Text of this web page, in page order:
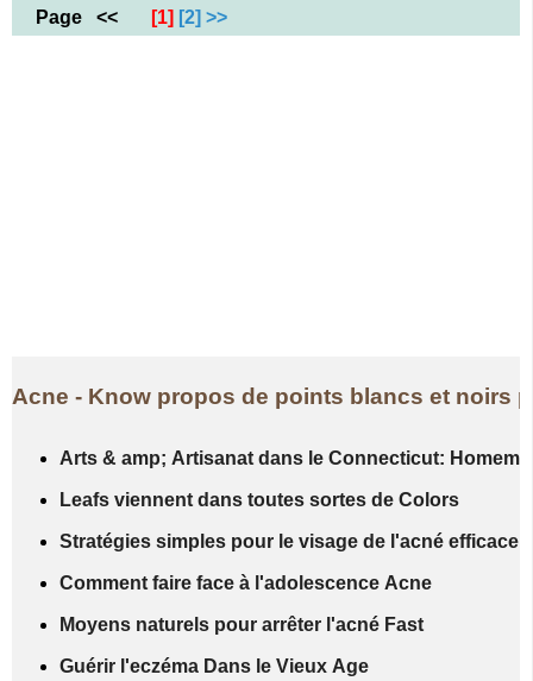
Page << [1] [2] >>
Acne - Know propos de points blancs et noirs
Arts & amp; Artisanat dans le Connecticut:
Leafs viennent dans toutes sortes de Colors
Stratégies simples pour le visage de l'acné efficace
Comment faire face à l'adolescence Acne
Moyens naturels pour arrêter l'acné Fast
Guérir l'eczéma Dans le Vieux Age